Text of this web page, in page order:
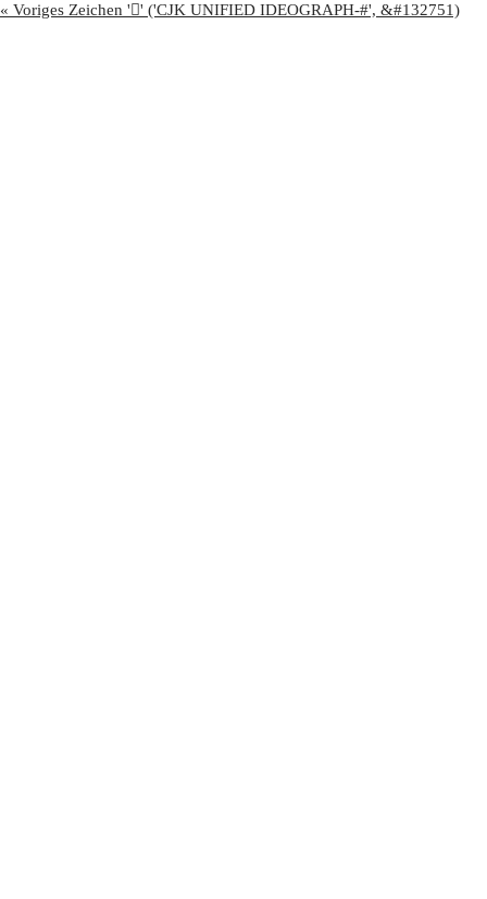
« Voriges Zeichen '𠚏' ('CJK UNIFIED IDEOGRAPH-#', &#132751)